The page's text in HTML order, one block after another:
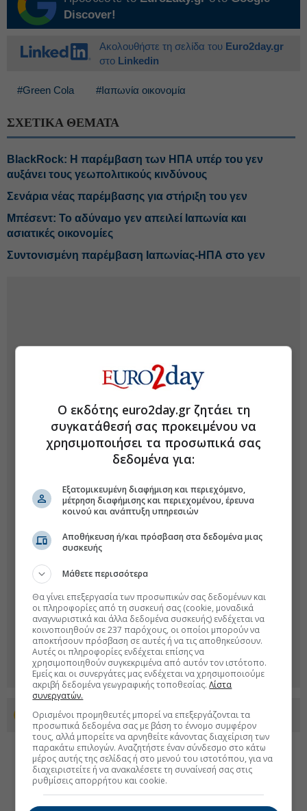
Discover!
Ακολουθήστε τη σελίδα του Euro2day.gr
στο Linkedin
#Green Cola #Ιαπωνία οικονομία
ΣΧΕΤΙΚΑ ΘΕΜΑΤΑ
BlackRock: Η παρέμβαση των ΗΠΑ υπέρ του γεν
αυξάνει τους γεωπολιτικούς κινδύνους
Σενάρια νέας παρέμβασης για στήριξη του γεν
Μπέσεντ: Το αδύναμο γεν απειλεί Ιαπωνία και
ασιατικές οικονομίες
Συντονισμένη παρέμβαση Ιαπωνίας-ΗΠΑ στο γεν
Προσθέστε το euro2day.gr στο Discover
Ο εκδότης euro2day.gr ζητάει τη
συγκατάθεσή σας προκειμένου να
χρησιμοποιήσει τα προσωπικά σας
δεδομένα για:
Εξατομικευμένη διαφήμιση και περιεχόμενο,
μέτρηση διαφήμισης και περιεχομένου, έρευνα
κοινού και ανάπτυξη υπηρεσιών
Αποθήκευση ή/και πρόσβαση στα δεδομένα μιας
συσκευής
Μάθετε περισσότερα
Θα γίνει επεξεργασία των προσωπικών σας δεδομένων και
οι πληροφορίες από τη συσκευή σας (cookie, μοναδικά
αναγνωριστικά και άλλα δεδομένα συσκευής) ενδέχεται να
κοινοποιηθούν σε 237 παρόχους, οι οποίοι μπορούν να
αποκτήσουν πρόσβαση σε αυτές ή να τις αποθηκεύσουν.
Αυτές οι πληροφορίες ενδέχεται επίσης να
χρησιμοποιηθούν συγκεκριμένα από αυτόν τον ιστότοπο.
Εμείς και οι συνεργάτες μας ενδέχεται να χρησιμοποιούμε
ακριβή δεδομένα γεωγραφικής τοποθεσίας.Λίστα
συνεργατών.
Ορισμένοι προμηθευτές μπορεί να επεξεργάζονται τα
προσωπικά δεδομένα σας με βάση το έννομο συμφέρον
τους, αλλά μπορείτε να αρνηθείτε κάνοντας διαχείριση των
παρακάτω επιλογών. Αναζητήστε έναν σύνδεσμο στο κάτω
μέρος αυτής της σελίδας ή στο μενού του ιστοτόπου, για να
διαχειριστείτε ή να ανακαλέσετε τη συναίνεσή σας στις
ρυθμίσεις απορρήτου και cookie.